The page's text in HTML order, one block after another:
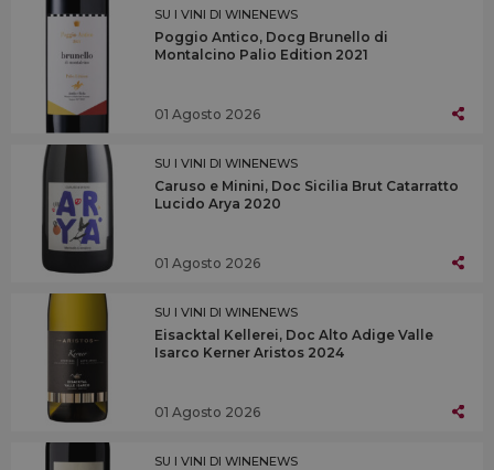
SU I VINI DI WINENEWS
Poggio Antico, Docg Brunello di
Montalcino Palio Edition 2021
01 Agosto 2026
SU I VINI DI WINENEWS
Caruso e Minini, Doc Sicilia Brut Catarratto
Lucido Arya 2020
01 Agosto 2026
SU I VINI DI WINENEWS
Eisacktal Kellerei, Doc Alto Adige Valle
Isarco Kerner Aristos 2024
01 Agosto 2026
SU I VINI DI WINENEWS